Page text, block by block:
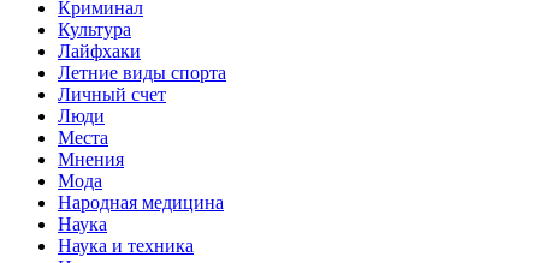
Криминал
Культура
Лайфхаки
Летние виды спорта
Личный счет
Люди
Места
Мнения
Мода
Народная медицина
Наука
Наука и техника